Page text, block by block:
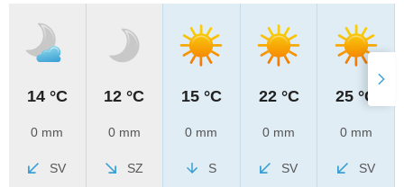
14 °C
0 mm
SV
12 °C
0 mm
SZ
15 °C
0 mm
S
22 °C
0 mm
SV
25 °C
0 mm
SV